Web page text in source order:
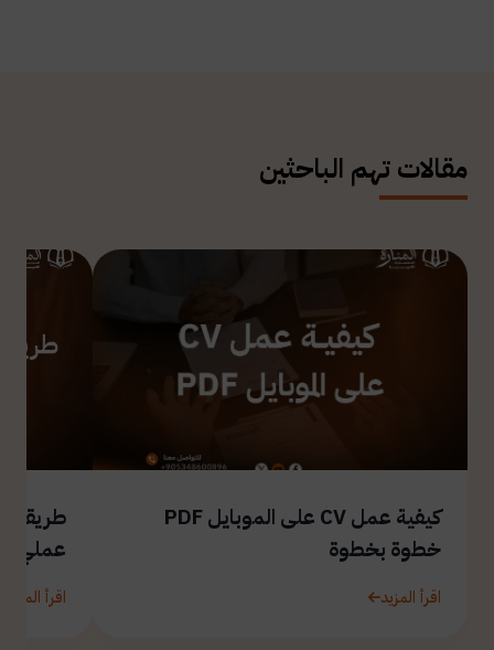
مقالات تهم الباحثين
كيفية عمل CV على الموبايل PDF
خطوة بخطوة
اقرأ المزيد
طريقة
عملي
اقرأ المزيد